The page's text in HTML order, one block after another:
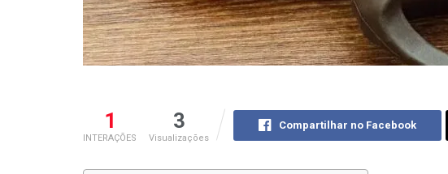
1
INTERAÇÕES
3
Visualizações
Compartilhar no Facebook